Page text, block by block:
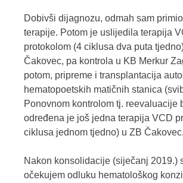
Dobivši dijagnozu, odmah sam
terapije. Potom je uslijedila terapija
protokolom (4 ciklusa dva puta
Čakovec, pa kontrola u KB Merkur
potom, pripreme i transplantacija
hematopoetskih matičnih stanica
Ponovnom kontrolom tj. reevaluacije
određena je još jedna terapija VCD
ciklusa jednom tjedno) u ZB Čakovec.
Nakon konsolidacije (siječanj 2019.)
očekujem odluku hematološkog